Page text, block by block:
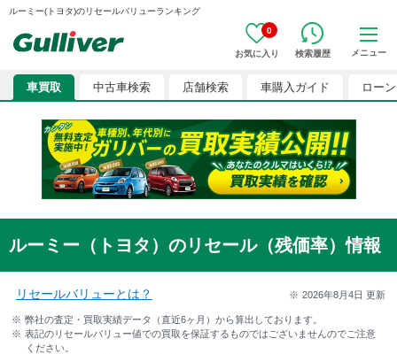
ルーミー(トヨタ)のリセールバリューランキング
0
お気に入り 検索履歴 メニュー
車買取 中古車検索 店舗検索 車購入ガイド ローン
ルーミー（トヨタ）のリセール（残価率）情報
リセールバリューとは？ 2026年8月4日 更新
弊社の査定・買取実績データ（直近6ヶ月）から算出しております。
表記のリセールバリュー値での買取を保証するものではございませんのでご注意
ください。